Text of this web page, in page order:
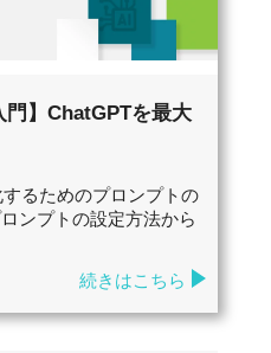
門】ChatGPTを最大
るためのプロンプトの
ンプトの設定方法から
続きはこちら